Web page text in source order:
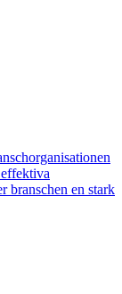
branschen en stark